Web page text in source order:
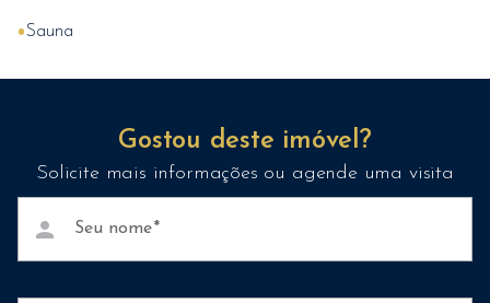
•Sauna
Gostou deste imóvel?
Solicite mais informações ou agende uma visita
Seu nome
person